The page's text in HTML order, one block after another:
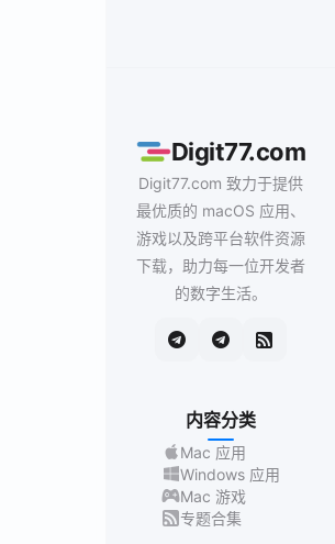
Digit77.com
Digit77.com 致力于提供
最优质的 macOS 应用、
游戏以及跨平台软件资源
下载，助力每一位开发者
的数字生活。
内容分类
Mac 应用
Windows 应用
Mac 游戏
专题合集